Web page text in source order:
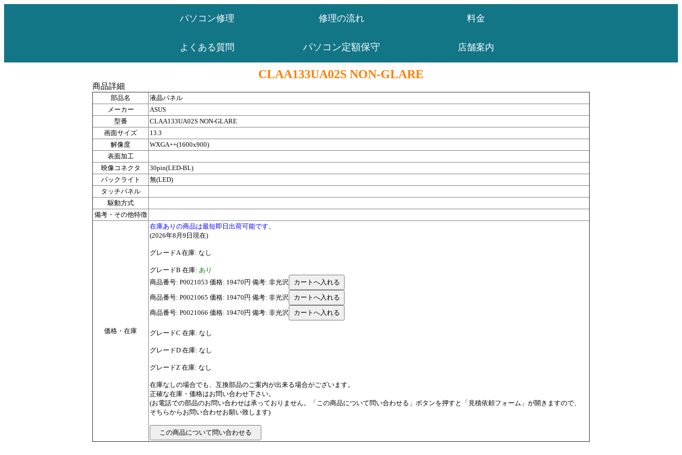
パソコン修理 修理の流れ 料金
よくある質問 パソコン定額保守 店舗案内
CLAA133UA02S NON-GLARE
商品詳細
部品名
液晶パネル
メーカー
ASUS
型番
CLAA133UA02S NON-GLARE
画面サイズ
13.3
解像度
WXGA++(1600x900)
表面加工
映像コネクタ
30pin(LED-BL)
バックライト
無(LED)
タッチパネル
駆動方式
備考・その他特徴
価格・在庫
在庫ありの商品は最短即日出荷可能です。
(2026年8月9日現在)
グレードA 在庫: なし
グレードB 在庫: あり
商品番号: P0021053 価格: 19470円 備考: 非光沢
商品番号: P0021065 価格: 19470円 備考: 非光沢
商品番号: P0021066 価格: 19470円 備考: 非光沢
グレードC 在庫: なし
グレードD 在庫: なし
グレードZ 在庫: なし
在庫なしの場合でも、互換部品のご案内が出来る場合がございます。
正確な在庫・価格はお問い合わせ下さい。
(お電話での部品のお問い合わせは承っておりません。「この商品について問い合わせる」ボタンを押すと「見積依頼フォーム」が開きますので、
そちらからお問い合わせお願い致します)